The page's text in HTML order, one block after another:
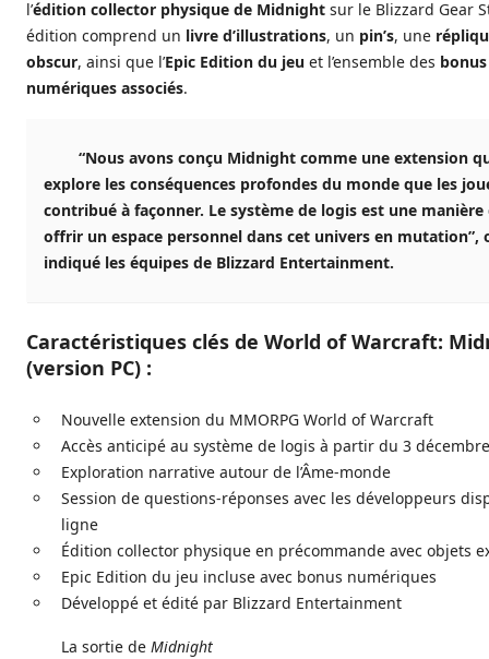
l’édition collector physique de Midnight sur le Blizzard Gear
édition comprend un livre d’illustrations, un pin’s, une
obscur, ainsi que l’Epic Edition du jeu et l’ensemble des bonus
numériques associés.
“Nous avons conçu Midnight comme une extension
explore les conséquences profondes du monde que les
contribué à façonner. Le système de logis est une manière
offrir un espace personnel dans cet univers en mutation”,
indiqué les équipes de Blizzard Entertainment.
Caractéristiques clés de World of Warcraft:
(version PC) :
Nouvelle extension du MMORPG World of Warcraft
Accès anticipé au système de logis à partir du 3 décembre
Exploration narrative autour de l’Âme-monde
Session de questions-réponses avec les développeurs
ligne
Édition collector physique en précommande avec objets
Epic Edition du jeu incluse avec bonus numériques
Développé et édité par Blizzard Entertainment
La sortie de Midnight